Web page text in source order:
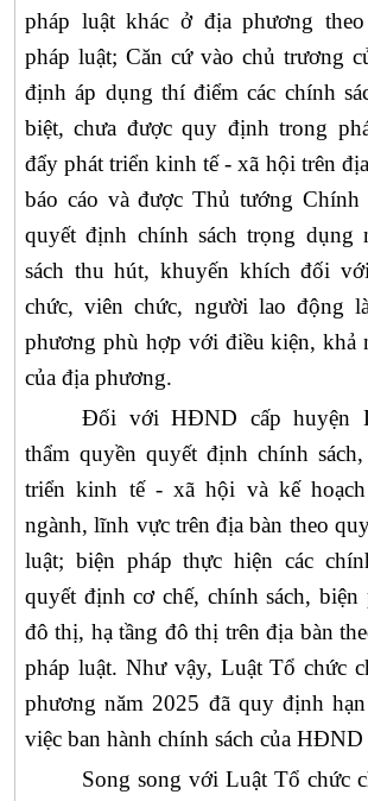
pháp luật khác ở địa phương
pháp luật; Căn cứ vào chủ trương
định áp dụng thí điểm các chính
biệt, chưa được quy định trong
đẩy phát triển kinh tế - xã hội trên
báo cáo và được Thủ tướng Chính
quyết định chính sách trọng dụng
sách thu hút, khuyến khích đối
chức, viên chức, người lao động
phương phù hợp với điều kiện, khả
của địa phương.
Đối với HĐND cấp huyện
thẩm quyền quyết định chính
triển kinh tế - xã hội và kế hoạch
ngành, lĩnh vực trên địa bàn theo
luật; biện pháp thực hiện các
quyết định cơ chế, chính sách, biện
đô thị, hạ tầng đô thị trên địa bàn
pháp luật. Như vậy, Luật Tổ chức
phương năm 2025 đã quy định
việc ban hành chính sách của HĐND
Song song với Luật Tổ chức